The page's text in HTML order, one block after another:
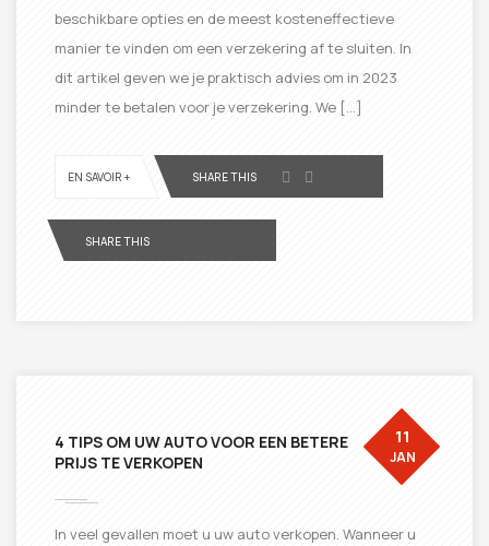
beschikbare opties en de meest kosteneffectieve
manier te vinden om een ​​verzekering af te sluiten. In
dit artikel geven we je praktisch advies om in 2023
minder te betalen voor je verzekering. We […]
EN SAVOIR + SHARE THIS
SHARE THIS
4 TIPS OM UW AUTO VOOR EEN BETERE
PRIJS TE VERKOPEN
11
JAN
In veel gevallen moet u uw auto verkopen. Wanneer u